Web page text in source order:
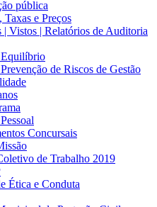
pública
Taxas e Preços
| Vistos | Relatórios de Auditoria
de Riscos de Gestão
Concursais
de Trabalho 2019
Ética e Conduta